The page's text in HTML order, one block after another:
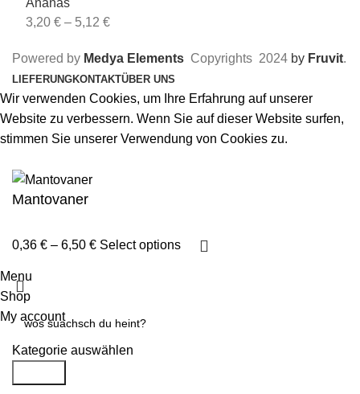
Ananas
3,20 € – 5,12 €
Powered by Medya Elements Copyrights 2024 by Fruvit.
LIEFERUNGKONTAKTÜBER UNS
Wir verwenden Cookies, um Ihre Erfahrung auf unserer
Website zu verbessern. Wenn Sie auf dieser Website surfen,
stimmen Sie unserer Verwendung von Cookies zu.
Mantovaner
0,36 € – 6,50 € Select options
Kategorie auswählen
Menu
Shop
My account